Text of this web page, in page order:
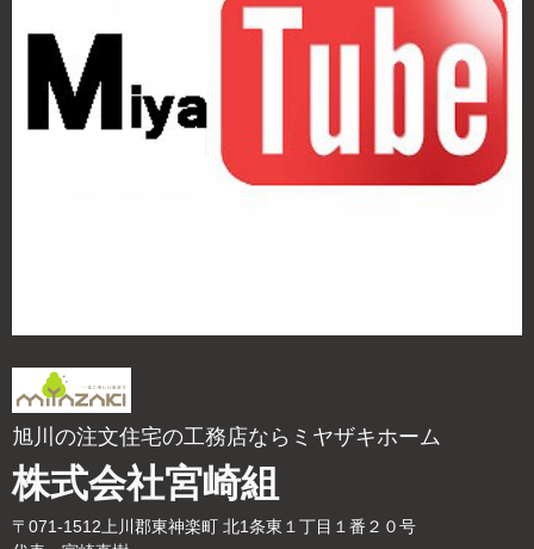
旭川の注文住宅の工務店ならミヤザキホーム
株式会社宮崎組
〒071-1512上川郡東神楽町 北1条東１丁目１番２０号